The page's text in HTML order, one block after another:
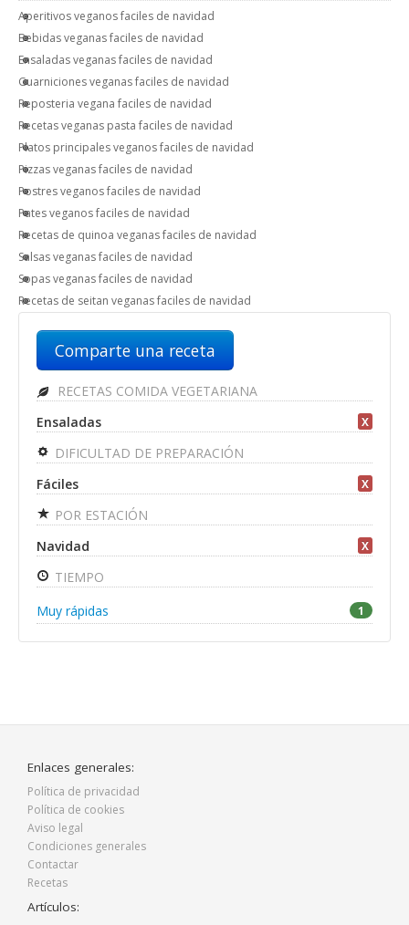
Aperitivos veganos faciles de navidad
Bebidas veganas faciles de navidad
Ensaladas veganas faciles de navidad
Guarniciones veganas faciles de navidad
Reposteria vegana faciles de navidad
Recetas veganas pasta faciles de navidad
Platos principales veganos faciles de navidad
Pizzas veganas faciles de navidad
Postres veganos faciles de navidad
Pates veganos faciles de navidad
Recetas de quinoa veganas faciles de navidad
Salsas veganas faciles de navidad
Sopas veganas faciles de navidad
Recetas de seitan veganas faciles de navidad
Comparte una receta
RECETAS COMIDA VEGETARIANA
Ensaladas
X
DIFICULTAD DE PREPARACIÓN
Fáciles
X
POR ESTACIÓN
Navidad
X
TIEMPO
Muy rápidas
1
Enlaces generales:
Política de privacidad
Política de cookies
Aviso legal
Condiciones generales
Contactar
Recetas
Artículos: